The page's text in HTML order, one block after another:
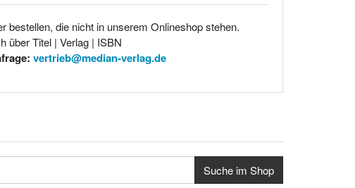
die nicht in unserem Onlineshop stehen.
über Titel | Verlag | ISBN
vertrieb@median-verlag.de
Suche im Shop